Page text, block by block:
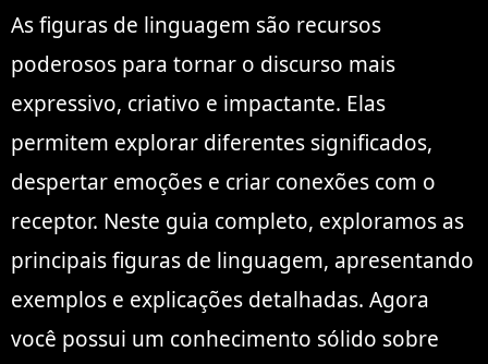
As figuras de linguagem são recursos
poderosos para tornar o discurso mais
expressivo, criativo e impactante. Elas
permitem explorar diferentes significados,
despertar emoções e criar conexões com o
receptor. Neste guia completo, exploramos as
principais figuras de linguagem, apresentando
exemplos e explicações detalhadas. Agora
você possui um conhecimento sólido sobre